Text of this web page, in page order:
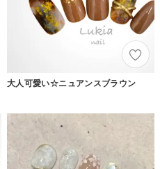
大人可愛い☆ニュアンスブラウン